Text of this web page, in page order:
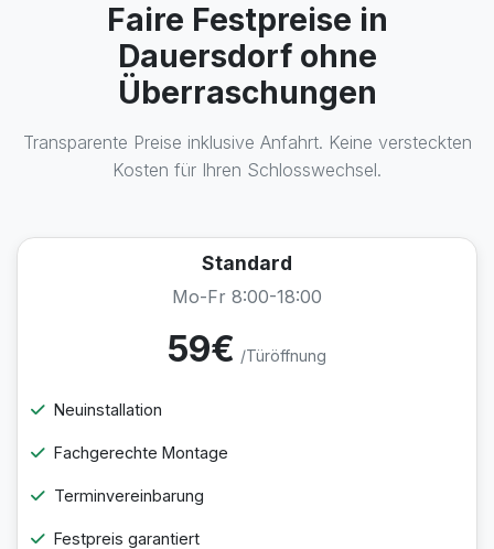
Faire Festpreise in
Dauersdorf ohne
Überraschungen
Transparente Preise inklusive Anfahrt. Keine versteckten
Kosten für Ihren Schlosswechsel.
Standard
Mo-Fr 8:00-18:00
59€ /Türöffnung
Neuinstallation
Fachgerechte Montage
Terminvereinbarung
Festpreis garantiert